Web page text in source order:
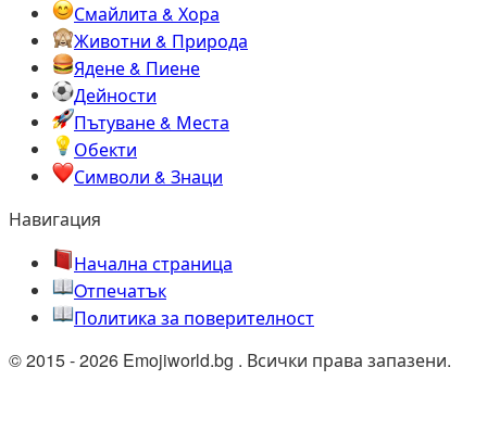
Смайлита & Хора
Животни & Природа
Ядене & Пиене
Дейности
Пътуване & Места
Обекти
Символи & Знаци
Навигация
Начална страница
Oтпечатък
Политика за поверителност
© 2015 - 2026 Emojiworld.bg . Всички права запазени.